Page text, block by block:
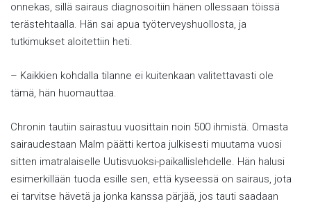
onnekas, sillä sairaus diagnosoitiin hänen ollessaan töissä
terästehtaalla. Hän sai apua työterveyshuollosta, ja
tutkimukset aloitettiin heti.
– Kaikkien kohdalla tilanne ei kuitenkaan valitettavasti ole
tämä, hän huomauttaa.
Chronin tautiin sairastuu vuosittain noin 500 ihmistä. Omasta
sairaudestaan Malm päätti kertoa julkisesti muutama vuosi
sitten imatralaiselle Uutisvuoksi-paikallislehdelle. Hän halusi
esimerkillään tuoda esille sen, että kyseessä on sairaus, jota
ei tarvitse hävetä ja jonka kanssa pärjää, jos tauti saadaan